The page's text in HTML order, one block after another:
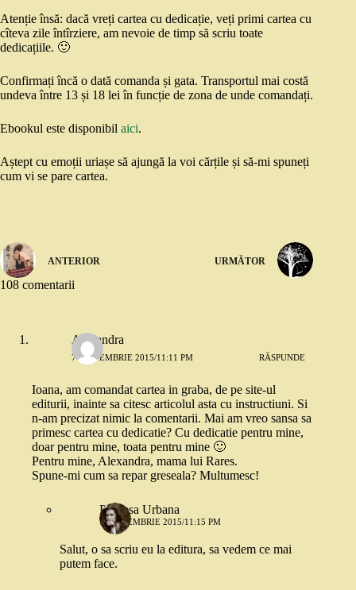
Atenție însă: dacă vreți cartea cu dedicație, veți primi cartea cu
cîteva zile întîrziere, am nevoie de timp să scriu toate
dedicațiile. 🙂
Confirmați încă o dată comanda și gata. Transportul mai costă
undeva între 13 și 18 lei în funcție de zona de unde comandați.
Ebookul este disponibil aici.
Aștept cu emoții uriașe să ajungă la voi cărțile și să-mi spuneți
cum vi se pare cartea.
ANTERIOR URMĂTOR
108 comentarii
Alexandra
7 SEPTEMBRIE 2015/11:11 PM RĂSPUNDE
Ioana, am comandat cartea in graba, de pe site-ul
editurii, inainte sa citesc articolul asta cu instructiuni. Si
n-am precizat nimic la comentarii. Mai am vreo sansa sa
primesc cartea cu dedicatie? Cu dedicatie pentru mine,
doar pentru mine, toata pentru mine 🙂
Pentru mine, Alexandra, mama lui Rares.
Spune-mi cum sa repar greseala? Multumesc!
Printesa Urbana
7 SEPTEMBRIE 2015/11:15 PM
Salut, o sa scriu eu la editura, sa vedem ce mai
putem face.